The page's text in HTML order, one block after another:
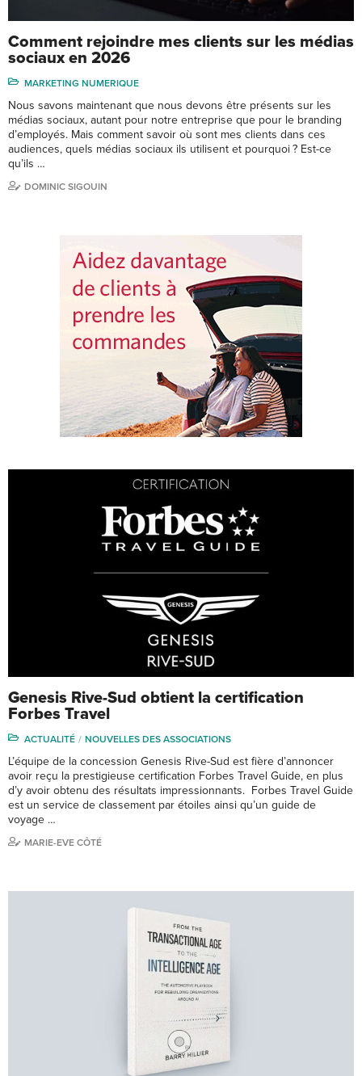
Comment rejoindre mes clients sur les médias
sociaux en 2026
MARKETING NUMERIQUE
Nous savons maintenant que nous devons être présents sur les
médias sociaux, autant pour notre entreprise que pour le branding
d’employés. Mais comment savoir où sont mes clients dans ces
audiences, quels médias sociaux ils utilisent et pourquoi ? Est-ce
qu’ils …
DOMINIC SIGOUIN
Genesis Rive-Sud obtient la certification
Forbes Travel
ACTUALITÉ NOUVELLES DES ASSOCIATIONS
L’équipe de la concession Genesis Rive-Sud est fière d’annoncer
avoir reçu la prestigieuse certification Forbes Travel Guide, en plus
d’y avoir obtenu des résultats impressionnants. Forbes Travel Guide
est un service de classement par étoiles ainsi qu’un guide de
voyage …
MARIE-EVE CÔTÉ